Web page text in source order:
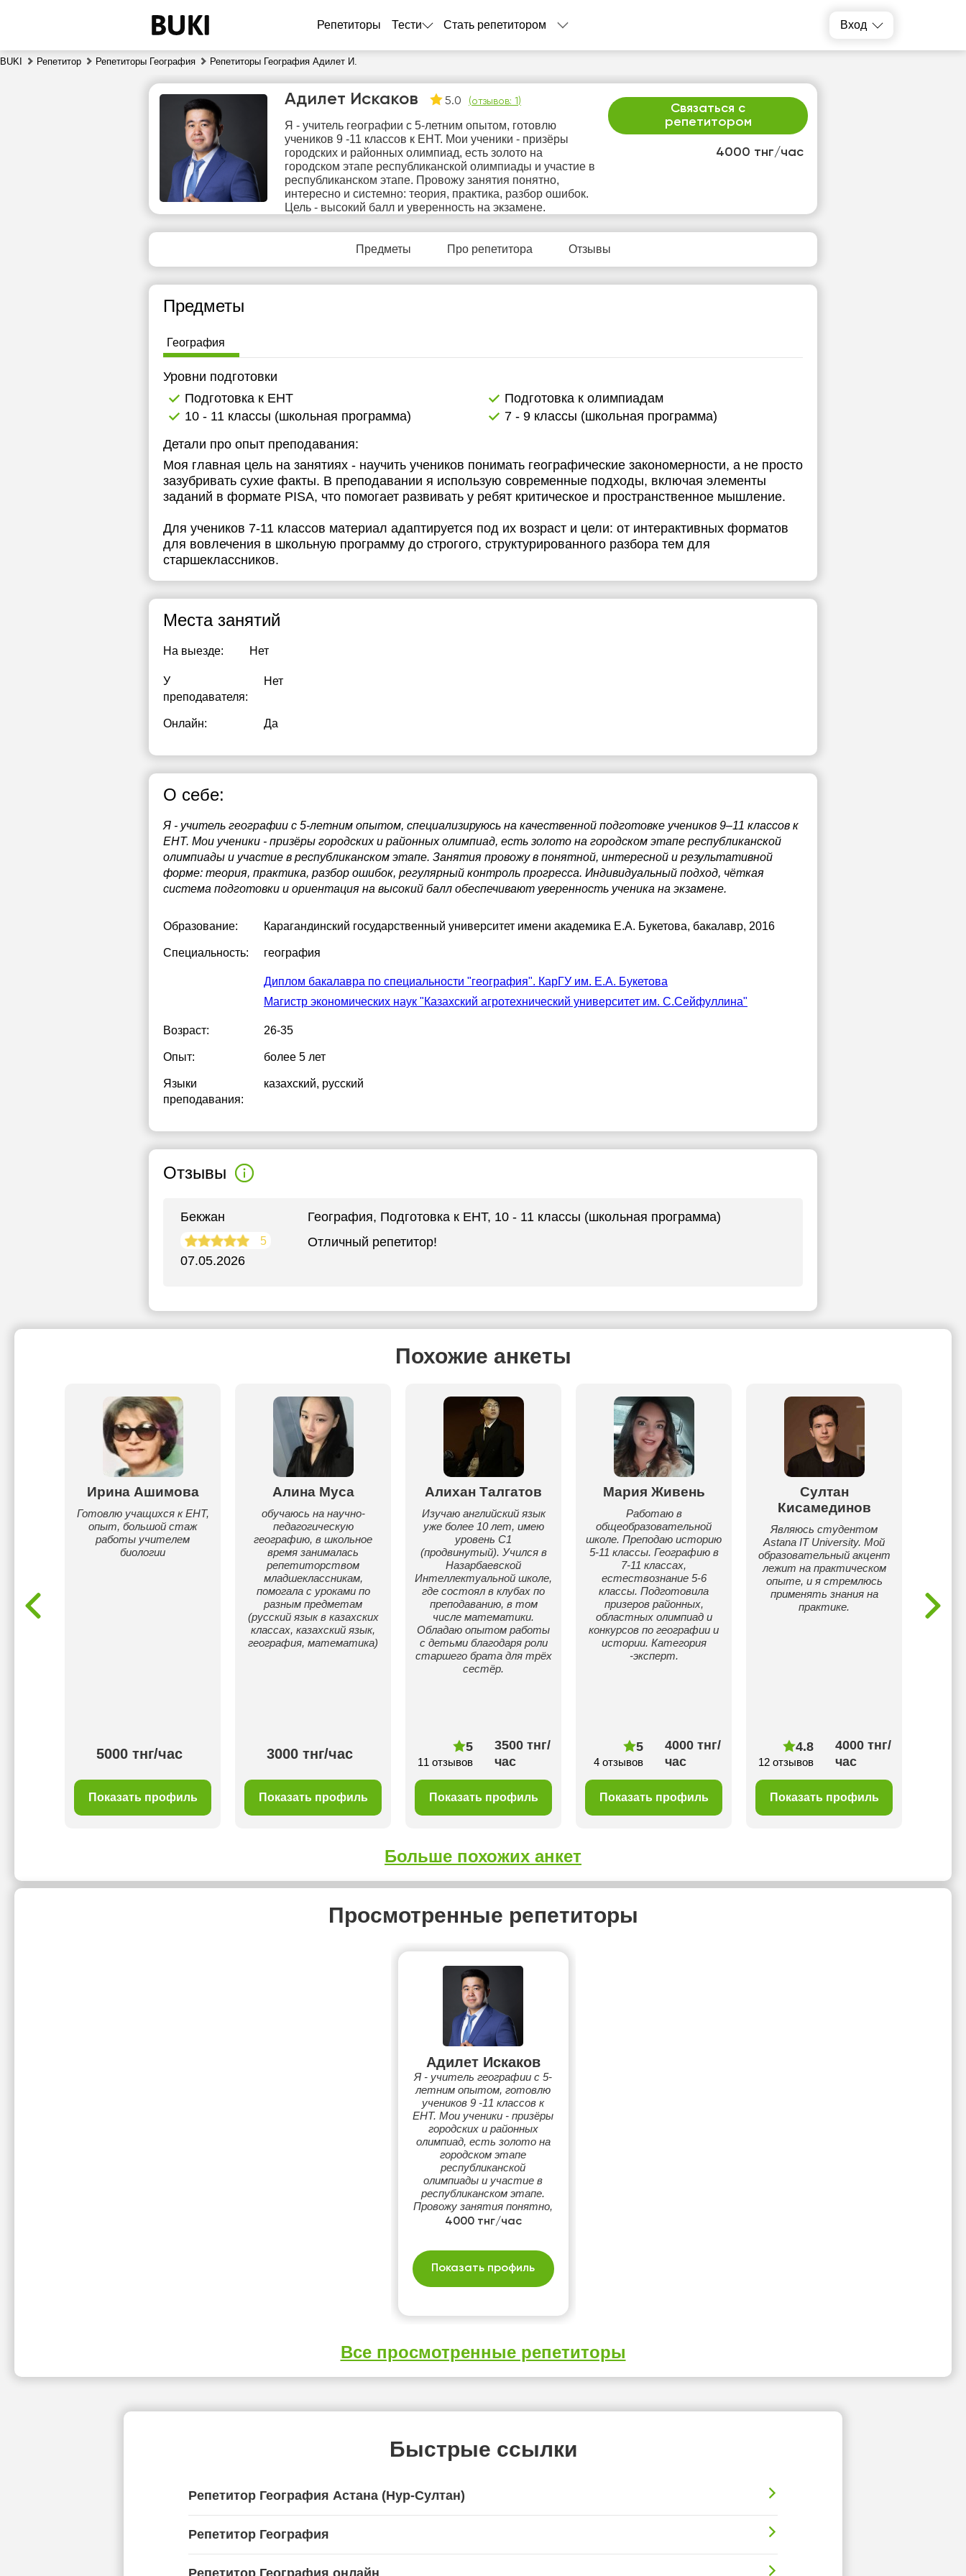
Репетиторы Тести Стать репетитором Вход
BUKI Репетитор Репетиторы География Репетиторы География Адилет И.
4000 тнг/час
Связаться с
репетитором
Адилет Искаков 5.0 (отзывов: 1 )
Я - учитель географии с 5-летним опытом, готовлю
учеников 9 -11 классов к ЕНТ. Мои ученики - призёры
городских и районных олимпиад, есть золото на
городском этапе республиканской олимпиады и участие в
республиканском этапе. Провожу занятия понятно,
интересно и системно: теория, практика, разбор ошибок.
Цель - высокий балл и уверенность на экзамене.
Предметы Про репетитора Отзывы
Предметы
География
Уровни подготовки
Подготовка к ЕНТ
Подготовка к олимпиадам
10 - 11 классы (школьная программа)
7 - 9 классы (школьная программа)
Детали про опыт преподавания:
Моя главная цель на занятиях - научить учеников понимать географические закономерности, а не просто
зазубривать сухие факты. В преподавании я использую современные подходы, включая элементы
заданий в формате PISA, что помогает развивать у ребят критическое и пространственное мышление.
Для учеников 7-11 классов материал адаптируется под их возраст и цели: от интерактивных форматов
для вовлечения в школьную программу до строгого, структурированного разбора тем для
старшеклассников.
Места занятий
На выезде: Нет
У
преподавателя:
Нет
Онлайн: Да
О себе:
Я - учитель географии с 5-летним опытом, специализируюсь на качественной подготовке учеников 9–11 классов к
ЕНТ. Мои ученики - призёры городских и районных олимпиад, есть золото на городском этапе республиканской
олимпиады и участие в республиканском этапе. Занятия провожу в понятной, интересной и результативной
форме: теория, практика, разбор ошибок, регулярный контроль прогресса. Индивидуальный подход, чёткая
система подготовки и ориентация на высокий балл обеспечивают уверенность ученика на экзамене.
Образование: Карагандинский государственный университет имени академика Е.А. Букетова, бакалавр, 2016
Специальность: география
Диплом бакалавра по специальности "география". КарГУ им. Е.А. Букетова
Магистр экономических наук "Казахский агротехнический университет им. С.Сейфуллина"
Возраст: 26-35
Опыт: более 5 лет
Языки
преподавания:
казахский, русский
Отзывы
Бекжан
5
07.05.2026
География, Подготовка к ЕНТ, 10 - 11 классы (школьная программа)
Отличный репетитор!
Похожие анкеты
Ирина Ашимова
Готовлю учащихся к ЕНТ,
опыт, большой стаж
работы учителем
биологии
5000 тнг/час
Показать профиль
Алина Муса
обучаюсь на научно-
педагогическую
географию, в школьное
время занималась
репетиторством
младшеклассникам,
помогала с уроками по
разным предметам
(русский язык в казахских
классах, казахский язык,
география, математика)
3000 тнг/час
Показать профиль
Алихан Талгатов
Изучаю английский язык
уже более 10 лет, имею
уровень C1
(продвинутый). Учился в
Назарбаевской
Интеллектуальной школе,
где состоял в клубах по
преподаванию, в том
числе математики.
Обладаю опытом работы
с детьми благодаря роли
старшего брата для трёх
сестёр.
5
11 отзывов
3500 тнг/
час
Показать профиль
Мария Живень
Работаю в
общеобразовательной
школе. Преподаю историю
5-11 классы. Географию в
7-11 классах,
естествознание 5-6
классы. Подготовила
призеров районных,
областных олимпиад и
конкурсов по географии и
истории. Категория
-эксперт.
5
4 отзывов
4000 тнг/
час
Показать профиль
Султан
Кисамединов
Являюсь студентом
Astana IT University. Мой
образовательный акцент
лежит на практическом
опыте, и я стремлюсь
применять знания на
практике.
4.8
12 отзывов
4000 тнг/
час
Показать профиль
Больше похожих анкет
Просмотренные репетиторы
Адилет Искаков
Я - учитель географии с 5-
летним опытом, готовлю
учеников 9 -11 классов к
ЕНТ. Мои ученики - призёры
городских и районных
олимпиад, есть золото на
городском этапе
республиканской
олимпиады и участие в
республиканском этапе.
Провожу занятия понятно,
интересно и системно:
экзамене.
4000 тнг/час
Показать профиль
Все просмотренные репетиторы
Быстрые ссылки
Репетитор География Астана (Нур-Султан)
Репетитор География
Репетитор География онлайн
сб
8
вс
9
пн
10
вт
11
ср
12
13
14
свободных
12:00
Нет
свободных
Нет
свободных
Нет
свободных
свободных
свободных